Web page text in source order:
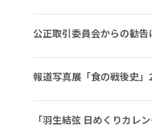
公正取引委員会からの勧告
報道写真展「食の戦後史
「羽生結弦 日めくりカレ